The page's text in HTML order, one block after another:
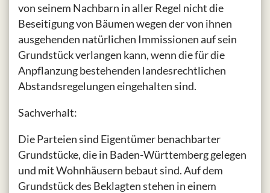
von seinem Nachbarn in aller Regel nicht die
Beseitigung von Bäumen wegen der von ihnen
ausgehenden natürlichen Immissionen auf sein
Grundstück verlangen kann, wenn die für die
Anpflanzung bestehenden landesrechtlichen
Abstandsregelungen eingehalten sind.
Sachverhalt:
Die Parteien sind Eigentümer benachbarter
Grundstücke, die in Baden-Württemberg gelegen
und mit Wohnhäusern bebaut sind. Auf dem
Grundstück des Beklagten stehen in einem